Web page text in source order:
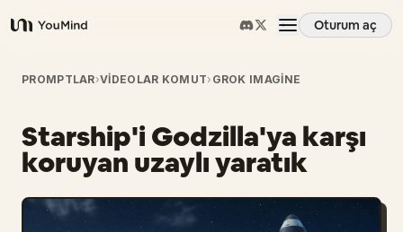
YouMind
Oturum aç
Genel Bakış
Kullanım Senaryoları
Beceriler
PROMPTLAR›VIDEOLAR KOMUT› GROK IMAGINE
Starship'i Godzilla'ya karşı
koruyan uzaylı yaratık